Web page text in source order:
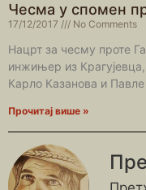
Чесма у спомен
17/12/2017 No Comments
Нацрт за чесму проте
инжињер из
Карло Казанова и Павле
Прочитај више »